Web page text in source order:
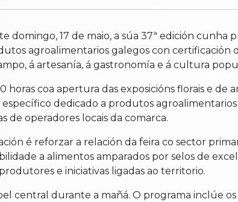
domingo, 17 de maio, a súa 37ª edición
agroalimentarios galegos con
á artesanía, á gastronomía e á cultura
horas coa apertura das exposicións florais e
dedicado a produtos
de operadores locais da comarca.
é reforzar a relación da feira co sector
a alimentos amparados por selos de
e iniciativas ligadas ao territorio.
central durante a mañá. O programa inclúe